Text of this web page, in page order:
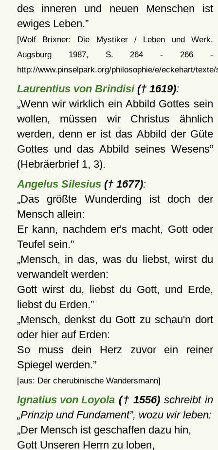
des inneren und neuen Menschen ist
ewiges Leben.
[Wolf Brixner: Die Mystiker / Leben und Werk.
Augsburg 1987, S. 264 - 266 -
http://www.pinselpark.org/philosophie/e/eckehart/
Laurentius von Brindisi(† 1619):
Wenn wir wirklich ein Abbild Gottes sein
wollen, müssen wir Christus ähnlich
werden, denn er ist das Abbild der Güte
Gottes und das Abbild seines Wesens
(Hebräerbrief 1, 3).
Angelus Silesius(† 1677):
Das größte Wunderding ist doch der
Mensch allein:
Er kann, nachdem er's macht, Gott oder
Teufel sein.
Mensch, in das, was du liebst, wirst du
verwandelt werden:
Gott wirst du, liebst du Gott, und Erde,
liebst du Erden.
Mensch, denkst du Gott zu schau'n dort
oder hier auf Erden:
So muss dein Herz zuvor ein reiner
Spiegel werden.
[aus: Der cherubinische Wandersmann]
Ignatius von Loyola(† 1556) schreibt in
Prinzip und Fundament , wozu wir leben:
Der Mensch ist geschaffen dazu hin,
Gott Unseren Herrn zu loben,